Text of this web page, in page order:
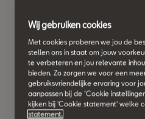
Wij gebruiken cookies
Met cookies proberen we jou de
stellen ons in staat om jouw
te verbeteren en jou relevante
bieden. Zo zorgen we voor een
gebruiksvriendelijke ervaring voor
aanpassen bij de ‘Cookie
kijken bij 'Cookie statement' welke
statement.